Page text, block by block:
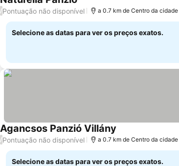
/Pontuação não disponível a 0.7 km de Centro da cidade
Selecione as datas para ver os preços exatos.
Agancsos Panzió Villány
/Pontuação não disponível a 0.7 km de Centro da cidade
Selecione as datas para ver os preços exatos.